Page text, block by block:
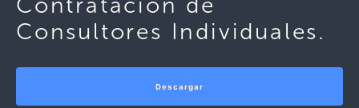
Consultores Individuales.
Descargar